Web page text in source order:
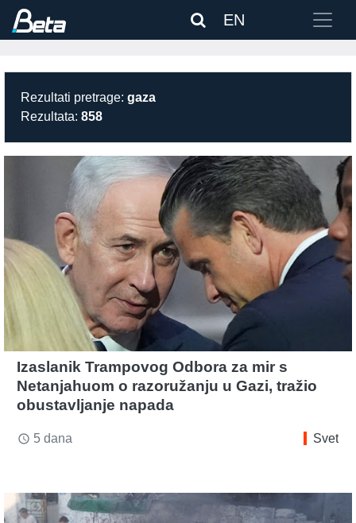
EN
Rezultati pretrage: gaza
Rezultata: 858
Izaslanik Trampovog Odbora za mir s
Netanjahuom o razoružanju u Gazi, tražio
obustavljanje napada
access_time 5 dana Svet